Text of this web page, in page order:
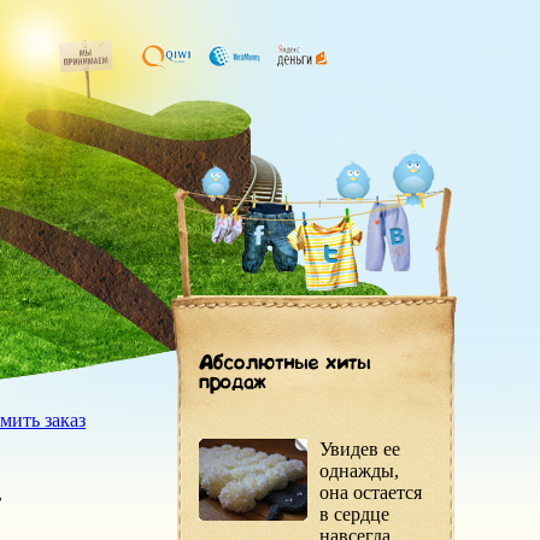
заказ
Увидев ее
однажды,
она остается
в сердце
навсегда.